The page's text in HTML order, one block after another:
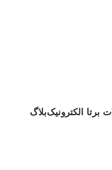
برتا الکترونیکبلاگ